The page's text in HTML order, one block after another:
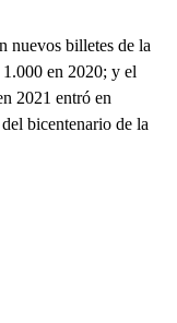
nuevos billetes de la
en 2020; y el
2021 entró en
bicentenario de la